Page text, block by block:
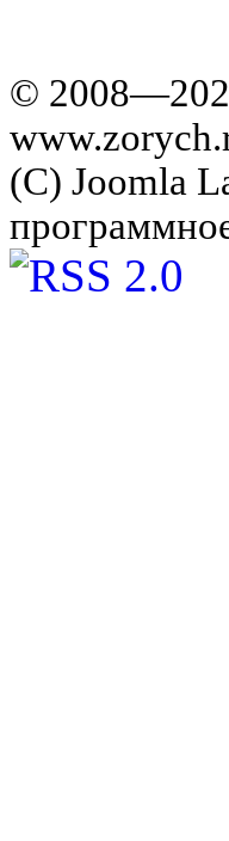
©
(C) Joomla